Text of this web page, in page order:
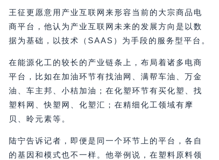
王征更愿意用产业互联网来形容当前的大宗商品电
商平台，他认为产业互联网未来的发展方向是以数
据为基础，以技术（SAAS）为手段的服务型平台。
在能源化工的较长的产业链条上，布局着诸多电商
平台，比如在加油环节有找油网、满帮车油、万金
油、车主邦、小桔加油；在化塑环节有买化塑、找
塑料网、快塑网、化塑汇；在精细化工领域有摩
贝、昤元素等。
陆宁告诉记者，即便是同一个环节上的平台，各自
的基因和模式也不一样。他举例说，在塑料原料领